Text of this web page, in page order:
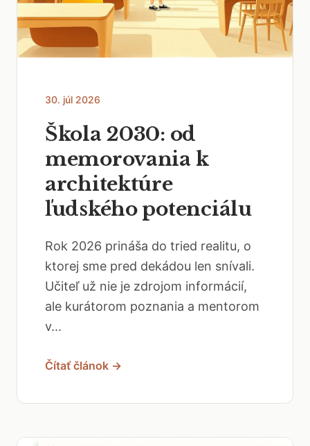
30. júl 2026
Škola 2030: od
memorovania k
architektúre
ľudského potenciálu
Rok 2026 prináša do tried realitu, o
ktorej sme pred dekádou len snívali.
Učiteľ už nie je zdrojom informácií,
ale kurátorom poznania a mentorom
v...
Čítať článok →